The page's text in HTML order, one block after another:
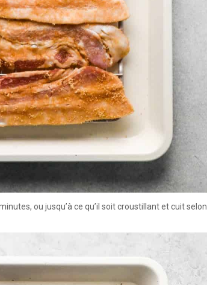
ou jusqu’à ce qu’il soit croustillant et cuit selon